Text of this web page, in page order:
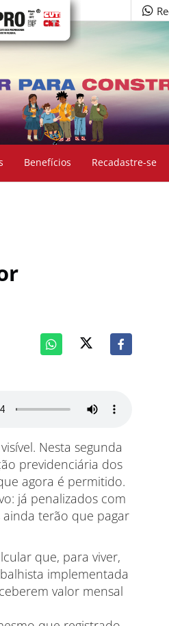
Benefícios Recadastre-se
Nesta segunda
previdenciária dos
agora é permitido.
já penalizados com
terão que pagar
que, para viver,
implementada
valor mensal